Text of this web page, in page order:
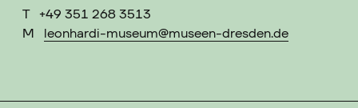
T
+49 351 268 3513
M
leonhardi-museum@museen-dresden.de